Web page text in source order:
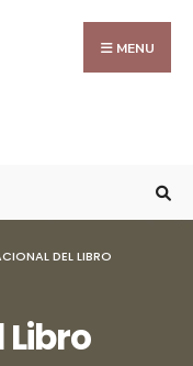
MENU
DEL LIBRO